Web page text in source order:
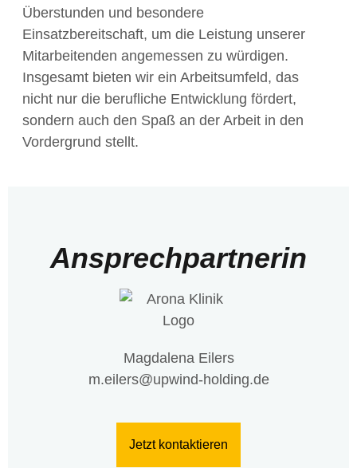
Überstunden und besondere
Einsatzbereitschaft, um die Leistung unserer
Mitarbeitenden angemessen zu würdigen.
Insgesamt bieten wir ein Arbeitsumfeld, das
nicht nur die berufliche Entwicklung fördert,
sondern auch den Spaß an der Arbeit in den
Vordergrund stellt.
Ansprechpartnerin
Magdalena Eilers
m.eilers@upwind-holding.de
Jetzt kontaktieren